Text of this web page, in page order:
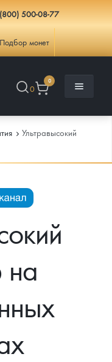
500-08-77
Подбор монет
0
0
серебра, платины на
Ультравысокий
на